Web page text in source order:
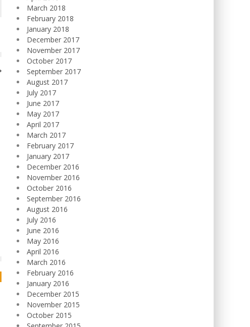
March 2018
February 2018
January 2018
December 2017
November 2017
October 2017
September 2017
August 2017
July 2017
June 2017
May 2017
April 2017
March 2017
February 2017
January 2017
December 2016
November 2016
October 2016
September 2016
August 2016
July 2016
June 2016
May 2016
April 2016
March 2016
February 2016
January 2016
December 2015
November 2015
October 2015